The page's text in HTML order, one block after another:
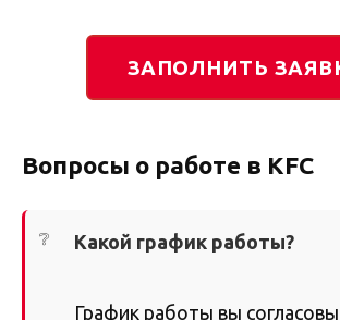
ЗАПОЛНИТЬ
Вопросы о работе в KFC
Какой график работы?
График работы вы